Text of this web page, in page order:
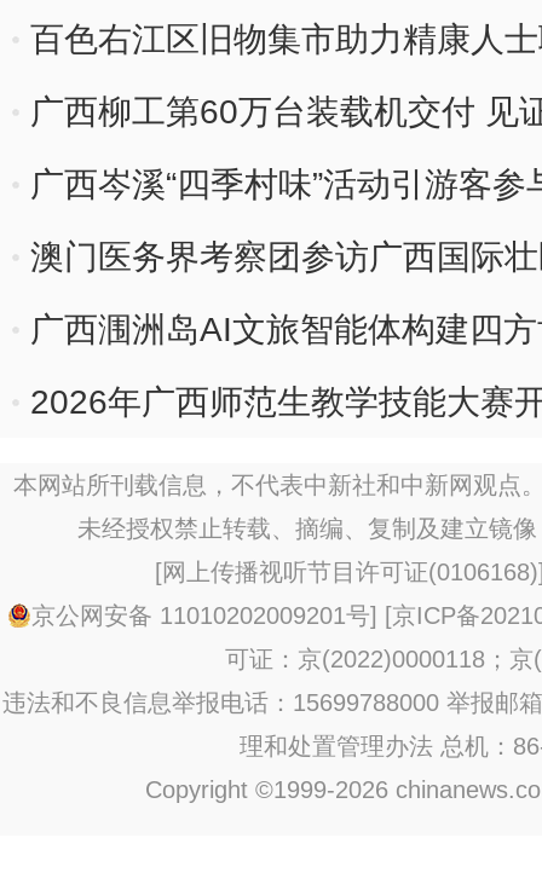
百色右江区旧物集市助力精康人
广西柳工第60万台装载机交付 见
广西岑溪“四季村味”活动引游客参
澳门医务界考察团参访广西国际
广西涠洲岛AI文旅智能体构建四
2026年广西师范生教学技能大赛
本网站所刊载信息，不代表中新社和中新网观点
未经授权禁止转载、摘编、复制及建立镜
[网上传播视听节目许可证(0106168)
京公网安备 11010202009201号] [京ICP备
可证：京(2022)0000118；京
违法和不良信息举报电话：15699788000 举报邮
理和处置管理办法 总机：
Copyright ©1999-2026